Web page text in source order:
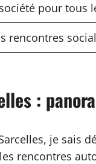
pour tous
rencontres
:
je sais
rencontres